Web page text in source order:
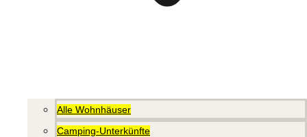
Alle Wohnhäuser
Camping-Unterkünfte